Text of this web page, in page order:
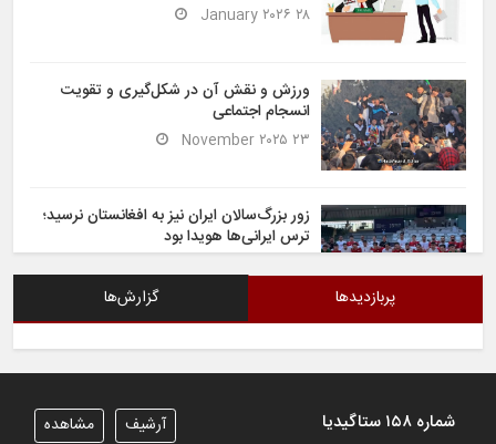
۲۸ January ۲۰۲۶
ورزش و نقش آن در شکل‌گیری و تقویت
انسجام اجتماعی
۲۳ November ۲۰۲۵
زور بزرگ‌سالان ایران نیز به افغانستان نرسید؛
ترس ایرانی‌ها هویدا بود
پربازدیدها گزارش‌ها
شماره ۱۵۸ ستاگیدیا مشاهده آرشیف